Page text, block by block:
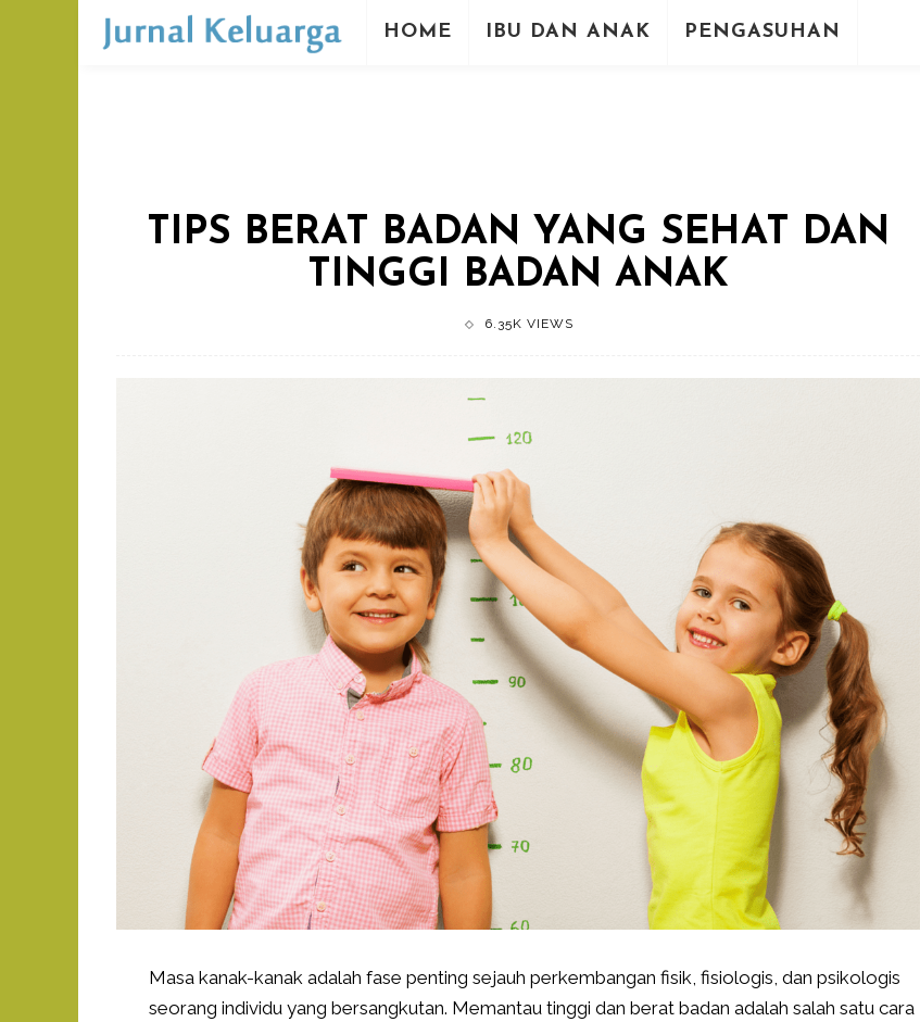
HOME IBU DAN ANAK PENGASUHAN
TIPS BERAT BADAN YANG SEHAT DAN
TINGGI BADAN ANAK
6.35K VIEWS
Masa kanak-kanak adalah fase penting sejauh perkembangan fisik, fisiologis, dan psikologis
seorang individu yang bersangkutan. Memantau tinggi dan berat badan adalah salah satu cara